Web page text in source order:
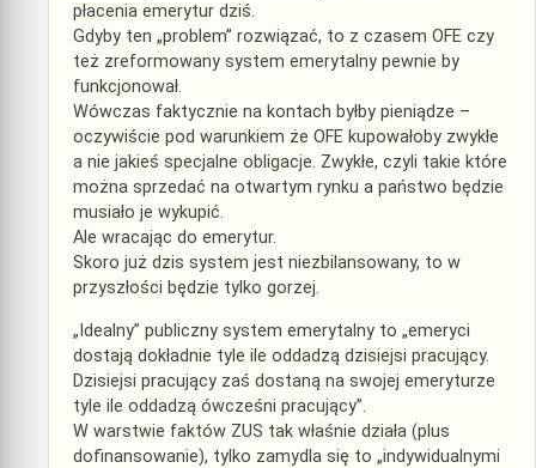
płacenia emerytur dziś.
Gdyby ten „problem” rozwiązać, to z czasem OFE czy
też zreformowany system emerytalny pewnie by
funkcjonował.
Wówczas faktycznie na kontach byłby pieniądze –
oczywiście pod warunkiem że OFE kupowałoby zwykłe
a nie jakieś specjalne obligacje. Zwykłe, czyli takie które
można sprzedać na otwartym rynku a państwo będzie
musiało je wykupić.
Ale wracając do emerytur.
Skoro już dzis system jest niezbilansowany, to w
przyszłości będzie tylko gorzej.
„Idealny” publiczny system emerytalny to „emeryci
dostają dokładnie tyle ile oddadzą dzisiejsi pracujący.
Dzisiejsi pracujący zaś dostaną na swojej emeryturze
tyle ile oddadzą ówcześni pracujący”.
W warstwie faktów ZUS tak właśnie działa (plus
dofinansowanie), tylko zamydla się to „indywidualnymi